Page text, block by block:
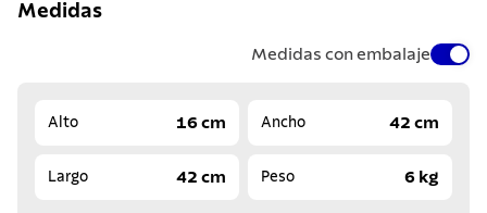
Medidas
Medidas con embalaje
Alto 16 cm Ancho 42 cm
Largo 42 cm Peso 6 kg